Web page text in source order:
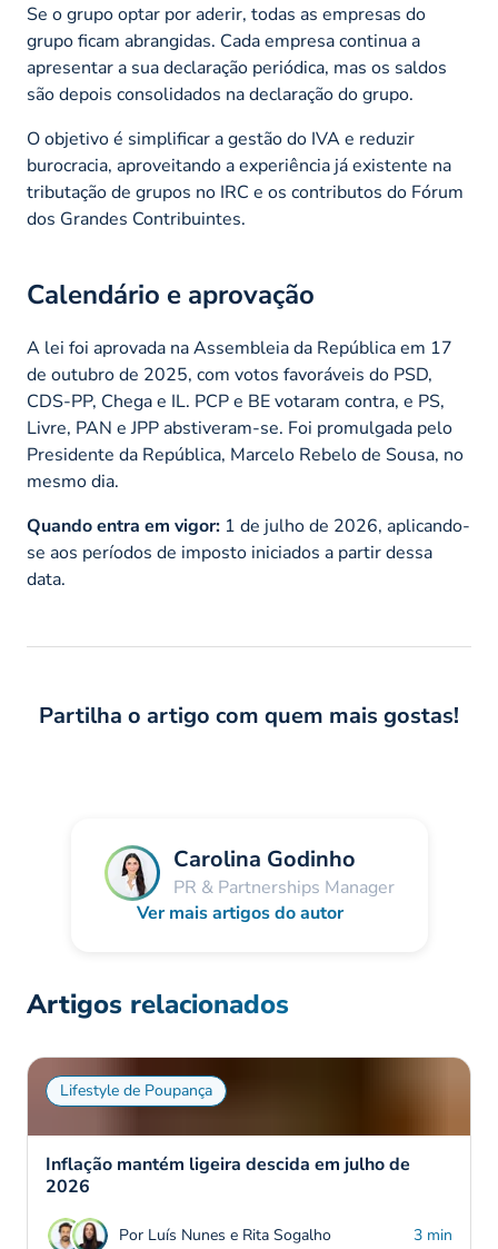
Se o grupo optar por aderir, todas as empresas do
grupo ficam abrangidas. Cada empresa continua a
apresentar a sua declaração periódica, mas os saldos
são depois consolidados na declaração do grupo.
O objetivo é simplificar a gestão do IVA e reduzir
burocracia, aproveitando a experiência já existente na
tributação de grupos no IRC e os contributos do Fórum
dos Grandes Contribuintes.
Calendário e aprovação
A lei foi aprovada na Assembleia da República em 17
de outubro de 2025, com votos favoráveis do PSD,
CDS-PP, Chega e IL. PCP e BE votaram contra, e PS,
Livre, PAN e JPP abstiveram-se. Foi promulgada pelo
Presidente da República, Marcelo Rebelo de Sousa, no
mesmo dia.
Quando entra em vigor: 1 de julho de 2026, aplicando-
se aos períodos de imposto iniciados a partir dessa
data.
Partilha o artigo com quem mais gostas!
Carolina Godinho
PR & Partnerships Manager
Ver mais artigos do autor
Artigos relacionados
Lifestyle de Poupança
Inflação mantém ligeira descida em julho de
2026
Por Luís Nunes e Rita Sogalho 3 min